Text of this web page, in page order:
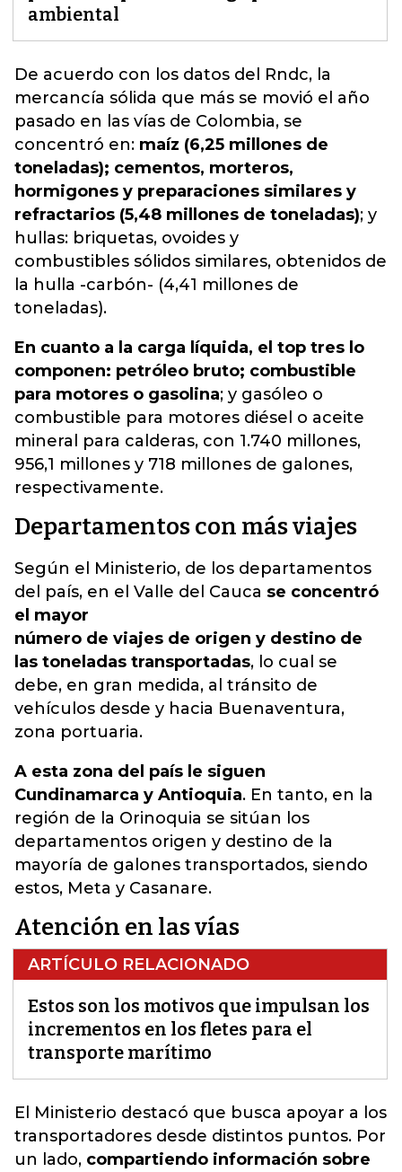
ambiental
De acuerdo con los datos del Rndc, la
mercancía sólida que más se movió el año
pasado en las vías de Colombia, se
concentró en: maíz (6,25 millones de
toneladas); cementos, morteros,
hormigones y preparaciones similares y
refractarios (5,48 millones de toneladas); y
hullas: briquetas, ovoides y
combustibles sólidos similares, obtenidos de
la hulla -carbón- (4,41 millones de
toneladas).
En cuanto a la carga líquida, el top tres lo
componen: petróleo bruto; combustible
para motores o gasolina; y gasóleo o
combustible para motores diésel o aceite
mineral para calderas, con 1.740 millones,
956,1 millones y 718 millones de galones,
respectivamente.
Departamentos con más viajes
Según el Ministerio, de los departamentos
del país, en el Valle del Cauca se concentró
el mayor
número de viajes de origen y destino de
las toneladas transportadas, lo cual se
debe, en gran medida, al tránsito de
vehículos desde y hacia Buenaventura,
zona portuaria.
A esta zona del país le siguen
Cundinamarca y Antioquia. En tanto, en la
región de la Orinoquia se sitúan los
departamentos origen y destino de la
mayoría de galones transportados, siendo
estos, Meta y Casanare.
Atención en las vías
ARTÍCULO RELACIONADO
Estos son los motivos que impulsan los
incrementos en los fletes para el
transporte marítimo
El Ministerio destacó que busca apoyar a los
transportadores desde distintos puntos. Por
un lado, compartiendo información sobre